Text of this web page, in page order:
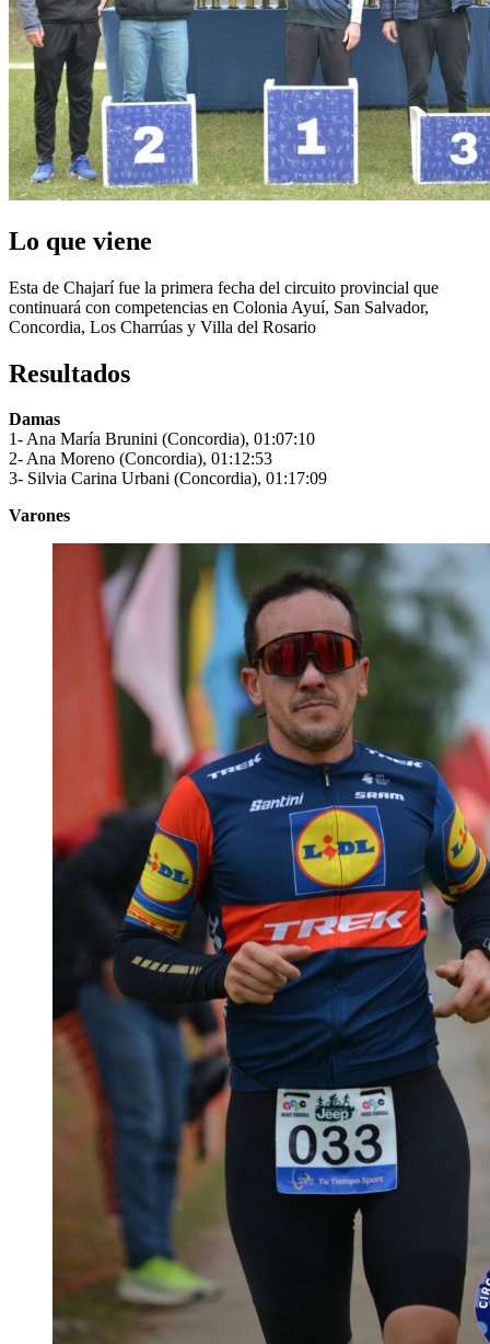
Lo que viene
Esta de Chajarí fue la primera fecha del circuito provincial que
continuará con competencias en Colonia Ayuí, San Salvador,
Concordia, Los Charrúas y Villa del Rosario
Resultados
Damas
1- Ana María Brunini (Concordia), 01:07:10
2- Ana Moreno (Concordia), 01:12:53
3- Silvia Carina Urbani (Concordia), 01:17:09
Varones